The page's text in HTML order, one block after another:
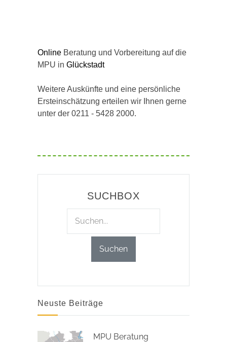
Online Beratung und Vorbereitung auf die
MPU in Glückstadt
Weitere Auskünfte und eine persönliche
Ersteinschätzung erteilen wir Ihnen gerne
unter der 0211 - 5428 2000.
SUCHBOX
Neuste Beiträge
MPU Beratung